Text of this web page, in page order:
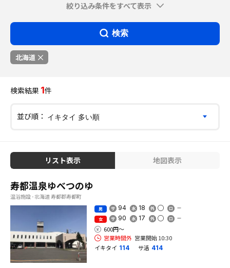
絞り込み条件をすべて表示
検索
北海道
検索結果 1件
並び順：
リスト表示 地図表示
寿都温泉ゆべつのゆ
温浴施設 - 北海道 寿都郡寿都町
男 94 18
女 90 17
600円〜
営業時間外 営業開始 10:30
イキタイ 114 サ活 414